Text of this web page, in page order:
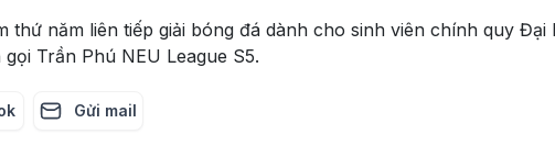
thứ năm liên tiếp giải bóng đá dành cho sinh viên chính quy
Trần Phú NEU League S5.
Gửi mail